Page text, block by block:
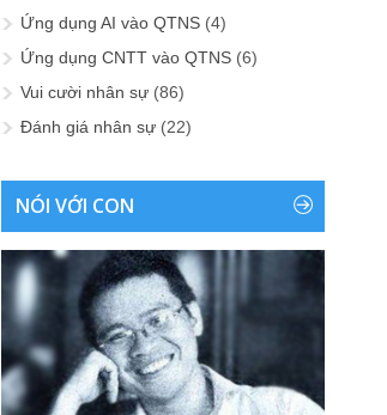
Ứng dụng AI vào QTNS (4)
Ứng dụng CNTT vào QTNS (6)
Vui cười nhân sự (86)
Đánh giá nhân sự (22)
NÓI VỚI CON